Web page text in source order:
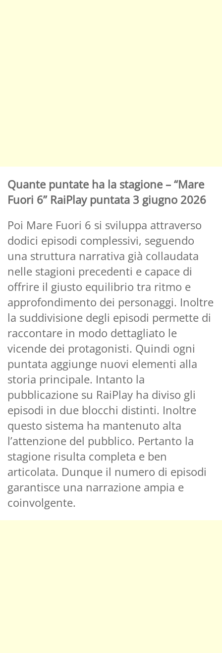
Quante puntate ha la stagione – “Mare
Fuori 6” RaiPlay puntata 3 giugno 2026
Poi Mare Fuori 6 si sviluppa attraverso
dodici episodi complessivi, seguendo
una struttura narrativa già collaudata
nelle stagioni precedenti e capace di
offrire il giusto equilibrio tra ritmo e
approfondimento dei personaggi. Inoltre
la suddivisione degli episodi permette di
raccontare in modo dettagliato le
vicende dei protagonisti. Quindi ogni
puntata aggiunge nuovi elementi alla
storia principale. Intanto la
pubblicazione su RaiPlay ha diviso gli
episodi in due blocchi distinti. Inoltre
questo sistema ha mantenuto alta
l’attenzione del pubblico. Pertanto la
stagione risulta completa e ben
articolata. Dunque il numero di episodi
garantisce una narrazione ampia e
coinvolgente.